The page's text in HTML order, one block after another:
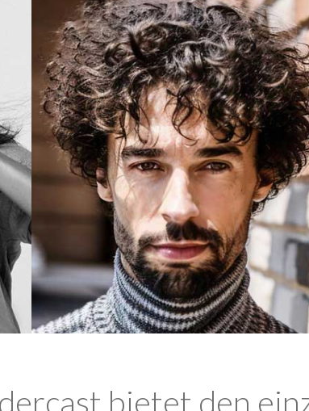
bietet den